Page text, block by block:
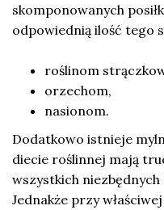
skomponowanych
odpowiednią ilość tego
roślinom
orzechom,
nasionom.
Dodatkowo istnieje
diecie roślinnej mają
wszystkich niezbędnych
Jednakże przy